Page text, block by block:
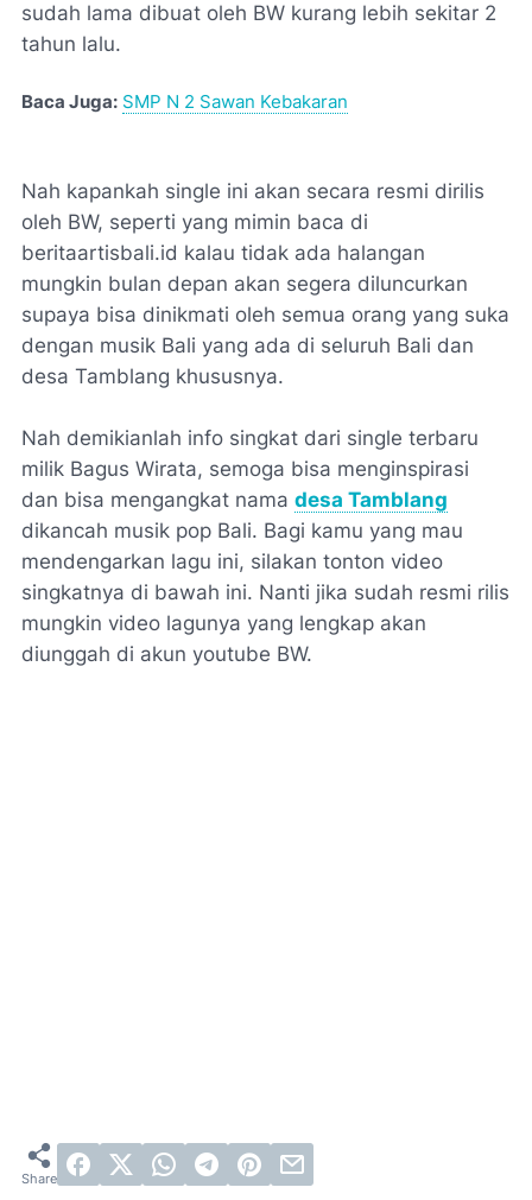
sudah lama dibuat oleh BW kurang lebih sekitar 2
tahun lalu.
Baca Juga: SMP N 2 Sawan Kebakaran
Nah kapankah single ini akan secara resmi dirilis
oleh BW, seperti yang mimin baca di
beritaartisbali.id kalau tidak ada halangan
mungkin bulan depan akan segera diluncurkan
supaya bisa dinikmati oleh semua orang yang suka
dengan musik Bali yang ada di seluruh Bali dan
desa Tamblang khususnya.
Nah demikianlah info singkat dari single terbaru
milik Bagus Wirata, semoga bisa menginspirasi
dan bisa mengangkat nama desa Tamblang
dikancah musik pop Bali. Bagi kamu yang mau
mendengarkan lagu ini, silakan tonton video
singkatnya di bawah ini. Nanti jika sudah resmi rilis
mungkin video lagunya yang lengkap akan
diunggah di akun youtube BW.